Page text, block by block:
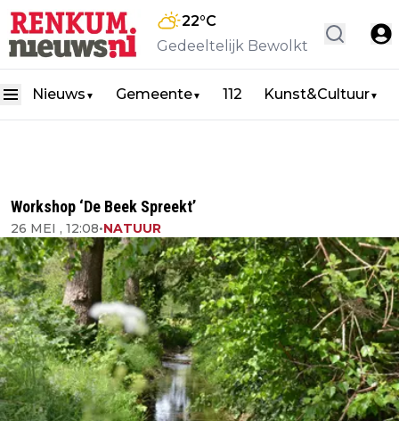
22°C
Gedeeltelijk Bewolkt
Nieuws ▼ Gemeente▼ 112 Kunst&Cultuur▼
Workshop ‘De Beek Spreekt’
26 MEI , 12:08•NATUUR